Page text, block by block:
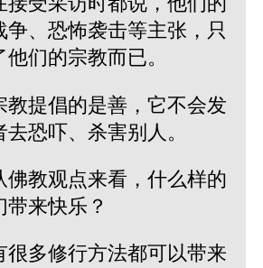
争、恐怖袭击等主张，只
们的宗教而已。
教提倡的是善，它不会发
恐吓、杀害别人。
佛教观点来看，什么样的
来快乐？
很多修行方法都可以带来